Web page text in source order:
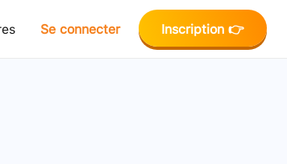
Se connecter Inscription 👉